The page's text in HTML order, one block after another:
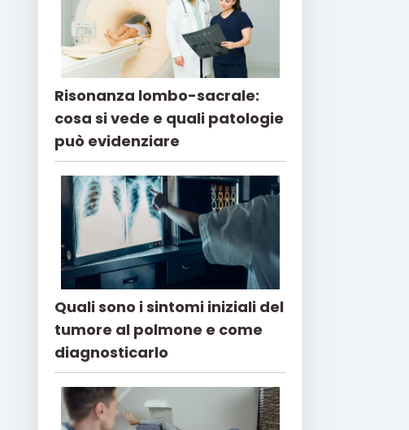
Risonanza lombo-sacrale:
cosa si vede e quali patologie
può evidenziare
Quali sono i sintomi iniziali del
tumore al polmone e come
diagnosticarlo